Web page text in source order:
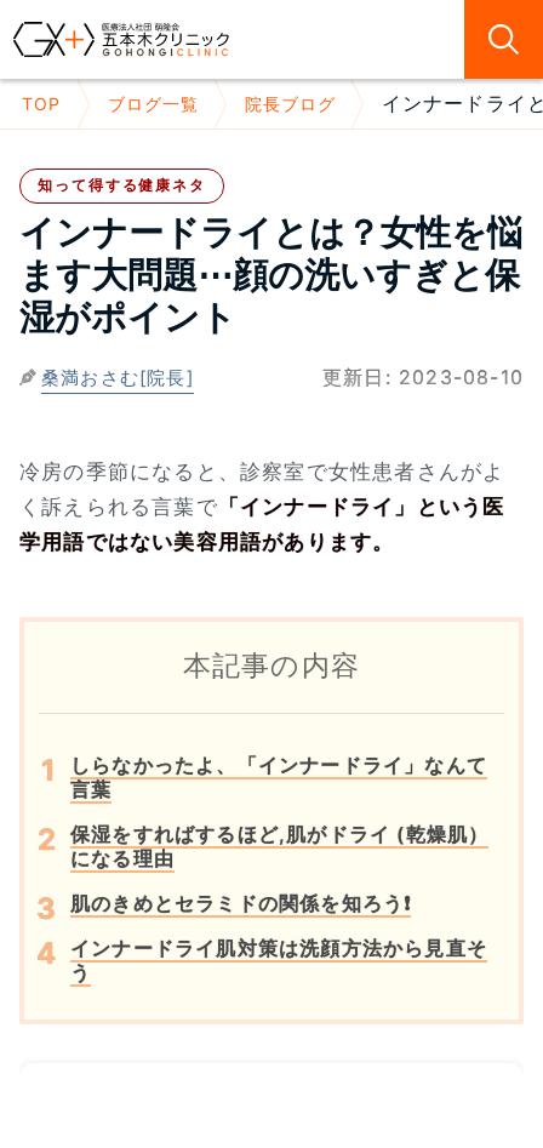
TOP ブログ一覧 院長ブログ インナードライ
知って得する健康ネタ
インナードライとは？女性を悩
ます大問題⋯顔の洗いすぎと保
湿がポイント
桑満おさむ[院長] 更新日: 2023-08-10
冷房の季節になると、診察室で女性患者さんがよ
く訴えられる言葉で 「インナードライ」という医
学用語ではない美容用語があります。
本記事の内容
しらなかったよ、「インナードライ」なんて
言葉
保湿をすればするほど,肌がドライ (乾燥肌）
になる理由
肌のきめとセラミドの関係を知ろう❗
インナードライ肌対策は洗顔方法から見直そ
う